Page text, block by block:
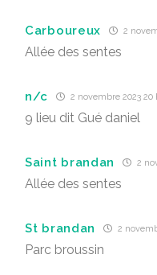
Carboureux 2
Allée des sentes
n/c 2 novembre 2023 20
9 lieu dit Gué daniel
Saint brandan 2
Allée des sentes
St brandan 2
Parc broussin